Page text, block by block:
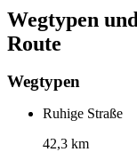
Wegtypen
Route
Wegtypen
Ruhige Straße
42,3 km